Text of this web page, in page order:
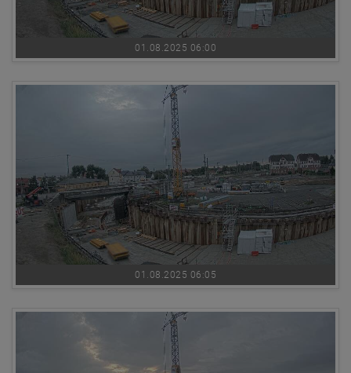
01.08.2025 06:00
01.08.2025 06:05